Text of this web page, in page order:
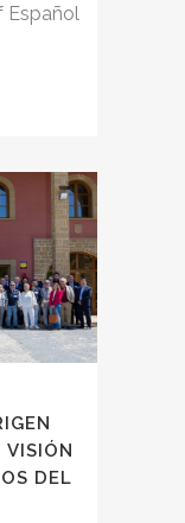
Español
VISIÓN
DEL